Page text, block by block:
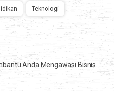
Teknologi
Anda Mengawasi Bisnis